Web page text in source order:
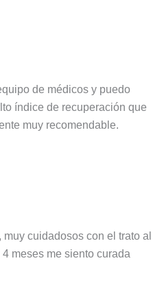
de médicos y puedo
índice de recuperación que
muy recomendable.
cuidadosos con el trato al
meses me siento curada